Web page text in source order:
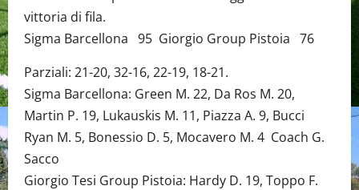
vittoria di fila.
Sigma Barcellona 95 Giorgio Group Pistoia 76
Parziali: 21-20, 32-16, 22-19, 18-21.
Sigma Barcellona: Green M. 22, Da Ros M. 20,
Martin P. 19, Lukauskis M. 11, Piazza A. 9, Bucci
Ryan M. 5, Bonessio D. 5, Mocavero M. 4 Coach G.
Sacco
Giorgio Tesi Group Pistoia: Hardy D. 19, Toppo F.